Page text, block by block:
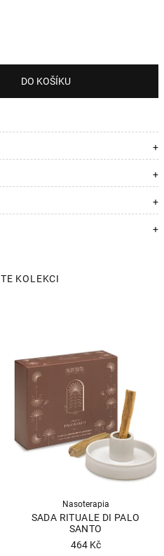
DO KOŠÍKU
+
+
+
+
Nasoterapia
SADA RITUALE DI PALO
SANTO
464 Kč